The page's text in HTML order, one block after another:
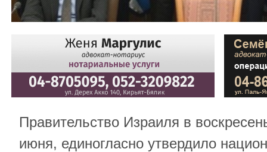
Правительство Израиля в
июня, единогласно утвердило